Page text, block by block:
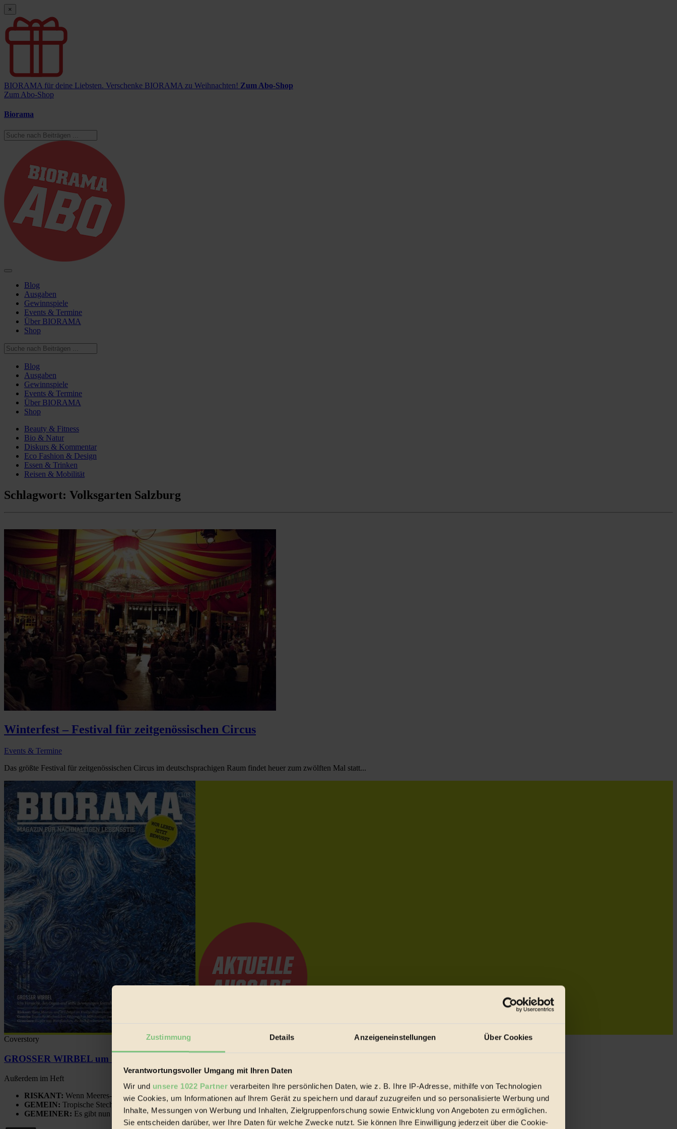
Zustimmung Details Anzeigeneinstellungen Über Cookies
Verantwortungsvoller Umgang mit Ihren Daten
Wir und unsere 1022 Partner verarbeiten Ihre persönlichen Daten, wie z. B. Ihre IP-Adresse, mithilfe von Technologien
wie Cookies, um Informationen auf Ihrem Gerät zu speichern und darauf zuzugreifen und so personalisierte Werbung und
Inhalte, Messungen von Werbung und Inhalten, Zielgruppenforschung sowie Entwicklung von Angeboten zu ermöglichen.
Sie entscheiden darüber, wer Ihre Daten für welche Zwecke nutzt. Sie können Ihre Einwilligung jederzeit über die Cookie-
×
BIORAMA für deine Liebsten. Verschenke BIORAMA zu Weihnachten! Zum Abo-Shop
Zum Abo-Shop
Biorama
Blog
Ausgaben
Gewinnspiele
Events & Termine
Über BIORAMA
Shop
Blog
Ausgaben
Gewinnspiele
Events & Termine
Über BIORAMA
Shop
Beauty & Fitness
Bio & Natur
Diskurs & Kommentar
Eco Fashion & Design
Essen & Trinken
Reisen & Mobilität
Schlagwort: Volksgarten Salzburg
Winterfest – Festival für zeitgenössischen Circus
Events & Termine
Das größte Festival für zeitgenössischen Circus im deutschsprachigen Raum findet heuer zum zwölften Mal statt...
Coverstory
GROSSER WIRBEL um Versuche, den Ozean und seine Bewegungen festzuhalten.
Außerdem im Heft
RISKANT: Wenn Meeres- und Wildvögel im Freilandhühnerbetrieb vorbeischauen.
GEMEIN: Tropische Stechmücken fühlen sich in Mitteleuropa inziwschen oft zu Hause.
GEMEINER: Es gibt nun Weinflaschen, die nach Entleerung voll wieder zu dir zurückkommen.